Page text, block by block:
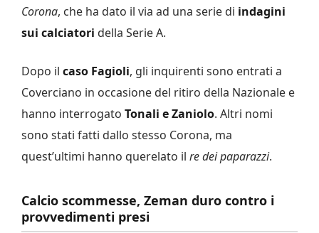
Corona, che ha dato il via ad una serie di indagini
sui calciatori della Serie A.
Dopo il caso Fagioli, gli inquirenti sono entrati a
Coverciano in occasione del ritiro della Nazionale e
hanno interrogato Tonali e Zaniolo. Altri nomi
sono stati fatti dallo stesso Corona, ma
quest’ultimi hanno querelato il re dei paparazzi.
Calcio scommesse, Zeman duro contro i
provvedimenti presi